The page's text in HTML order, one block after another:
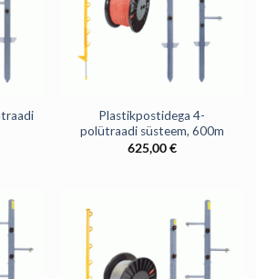
Plastikpostidega 4-
polütraadi süsteem, 600m
625,00€